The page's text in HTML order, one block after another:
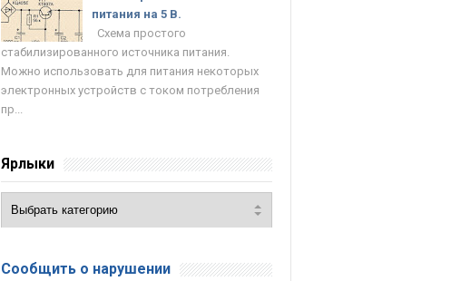
питания на 5 В.
Схема простого
стабилизированного источника питания.
Можно использовать для питания некоторых
электронных устройств с током потребления
пр...
Ярлыки
Сообщить о нарушении